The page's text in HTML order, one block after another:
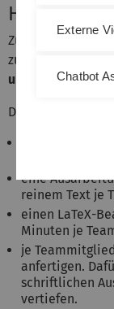
Hinweise
Zum Bestehen
zu bearbeiten.
und sind im
Die Teams müssen
eine
eine
reinem Text je
einen LaTeX-
Minuten je
je
anfertigen.
schriftlichen
vertiefen.
Externe
Chatbot